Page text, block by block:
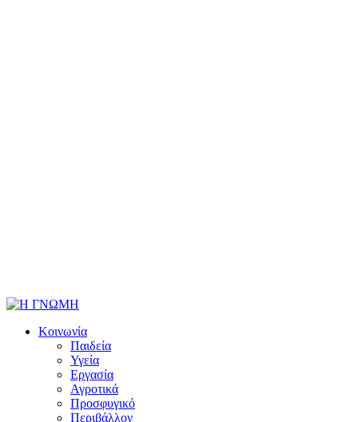
Κοινωνία
Παιδεία
Υγεία
Εργασία
Αγροτικά
Προσφυγικό
Περιβάλλον